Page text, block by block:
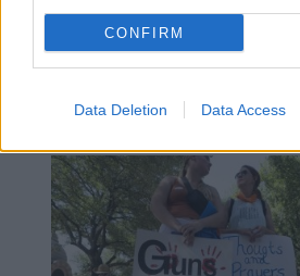
CONFIRM
Data Deletion Data Access
Catarsis tras la
la Casa Blanca